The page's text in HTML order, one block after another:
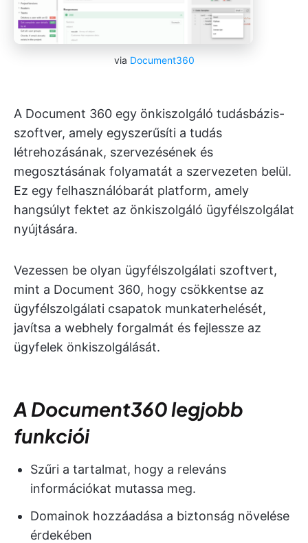
via Document360
A Document 360 egy önkiszolgáló tudásbázis-
szoftver, amely egyszerűsíti a tudás
létrehozásának, szervezésének és
megosztásának folyamatát a szervezeten belül.
Ez egy felhasználóbarát platform, amely
hangsúlyt fektet az önkiszolgáló ügyfélszolgálat
nyújtására.
Vezessen be olyan ügyfélszolgálati szoftvert,
mint a Document 360, hogy csökkentse az
ügyfélszolgálati csapatok munkaterhelését,
javítsa a webhely forgalmát és fejlessze az
ügyfelek önkiszolgálását.
A Document360 legjobb
funkciói
Szűri a tartalmat, hogy a releváns
információkat mutassa meg.
Domainok hozzáadása a biztonság növelése
érdekében